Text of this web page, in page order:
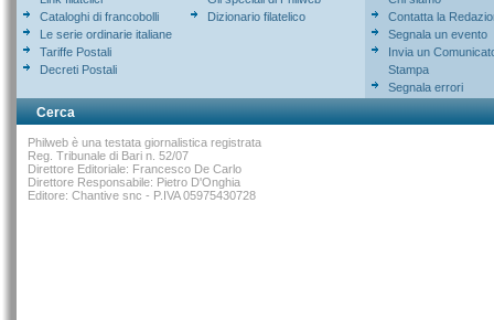
Cataloghi di francobolli
Le serie ordinarie italiane
Tariffe Postali
Decreti Postali
Dizionario filatelico
Contatta la
Segnala un evento
Invia un
Stampa
Segnala errori
Cerca
Philweb è una testata giornalistica registrata
Reg. Tribunale di Bari n. 52/07
Direttore Editoriale: Francesco De Carlo
Direttore Responsabile: Pietro D'Onghia
Editore: Chantive snc - P.IVA 05975430728